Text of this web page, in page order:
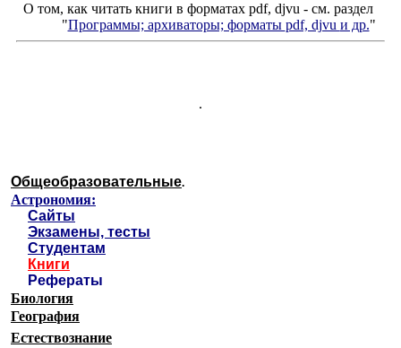
О том, как читать книги в форматах pdf, djvu - см. раздел
"Программы; архиваторы; форматы pdf, djvu и др."
.
Общеобразовательные.
Астрономия:
Сайты
Экзамены, тесты
Студентам
Книги
Рефераты
Биология
География
Естествознание